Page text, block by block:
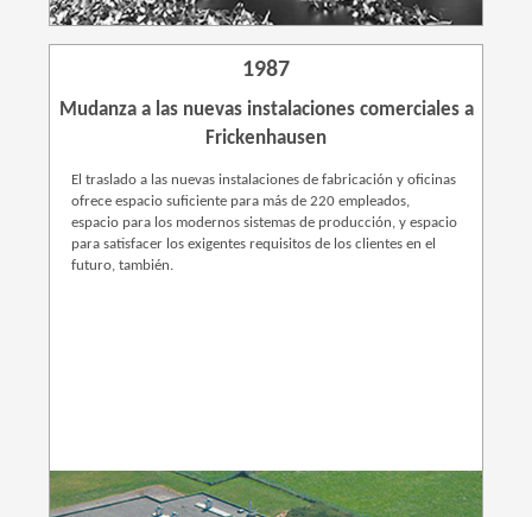
1987
Mudanza a las nuevas instalaciones comerciales a
Frickenhausen
El traslado a las nuevas instalaciones de fabricación y oficinas
ofrece espacio suficiente para más de 220 empleados,
espacio para los modernos sistemas de producción, y espacio
para satisfacer los exigentes requisitos de los clientes en el
futuro, también.